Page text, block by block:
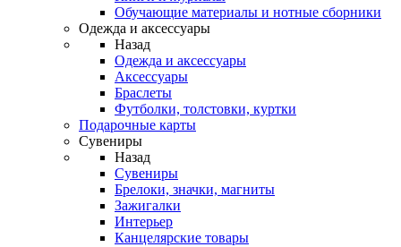
Обучающие материалы и нотные сборники
Одежда и аксессуары
Назад
Одежда и аксессуары
Аксессуары
Браслеты
Футболки, толстовки, куртки
Подарочные карты
Сувениры
Назад
Сувениры
Брелоки, значки, магниты
Зажигалки
Интерьер
Канцелярские товары